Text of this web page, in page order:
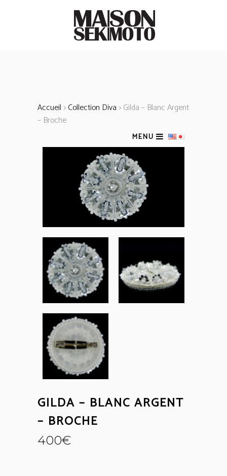
MENU
Accueil >Collection Diva > Gilda – Blanc Argent
– Broche
GILDA – BLANC ARGENT
– BROCHE
400€